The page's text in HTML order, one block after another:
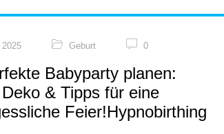
Geburt 0
Babyparty planen:
& Tipps für eine
Feier!Hypnobirthing